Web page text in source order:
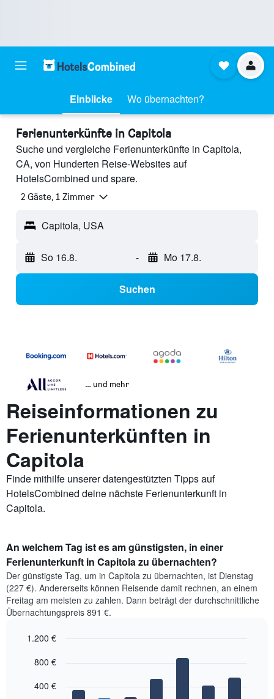
Einblicke Wo übernachten?
Ferienunterkünfte in Capitola
Suche und vergleiche Ferienunterkünfte in Capitola,
CA, von Hunderten Reise-Websites auf
HotelsCombined und spare.
2 Gäste, 1 Zimmer
Capitola, USA
So 16.8. - Mo 17.8.
Suchen
… und mehr
Reiseinformationen zu
Ferienunterkünften in
Capitola
Finde mithilfe unserer datengestützten Tipps auf
HotelsCombined deine nächste Ferienunterkunft in
Capitola.
An welchem Tag ist es am günstigsten, in einer
Ferienunterkunft in Capitola zu übernachten?
Der günstigste Tag, um in Capitola zu übernachten, ist Dienstag
(227 €). Andererseits können Reisende damit rechnen, an einem
Freitag am meisten zu zahlen. Dann beträgt der durchschnittliche
Übernachtungspreis 891 €.
chart
bars.
graphic.
400 €
800 €
1.200 €